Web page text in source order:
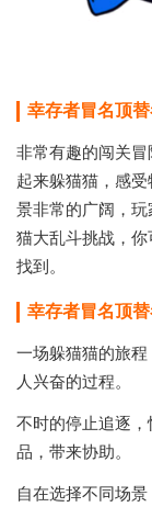
幸存者冒名顶
非常有趣的闯关
起来躲猫猫，感
景非常的广阔，
猫大乱斗挑战，
找到。
幸存者冒名顶
一场躲猫猫的旅
人兴奋的过程。
不时的停止追逐
品，带来协助。
自在选择不同场